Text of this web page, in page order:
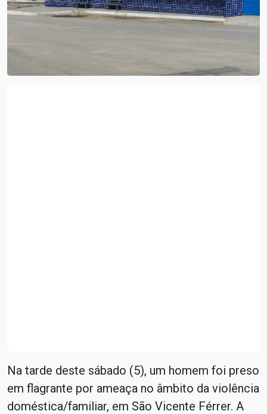
Na tarde deste sábado (5), um homem foi preso
em flagrante por ameaça no âmbito da violência
doméstica/familiar, em São Vicente Férrer. A